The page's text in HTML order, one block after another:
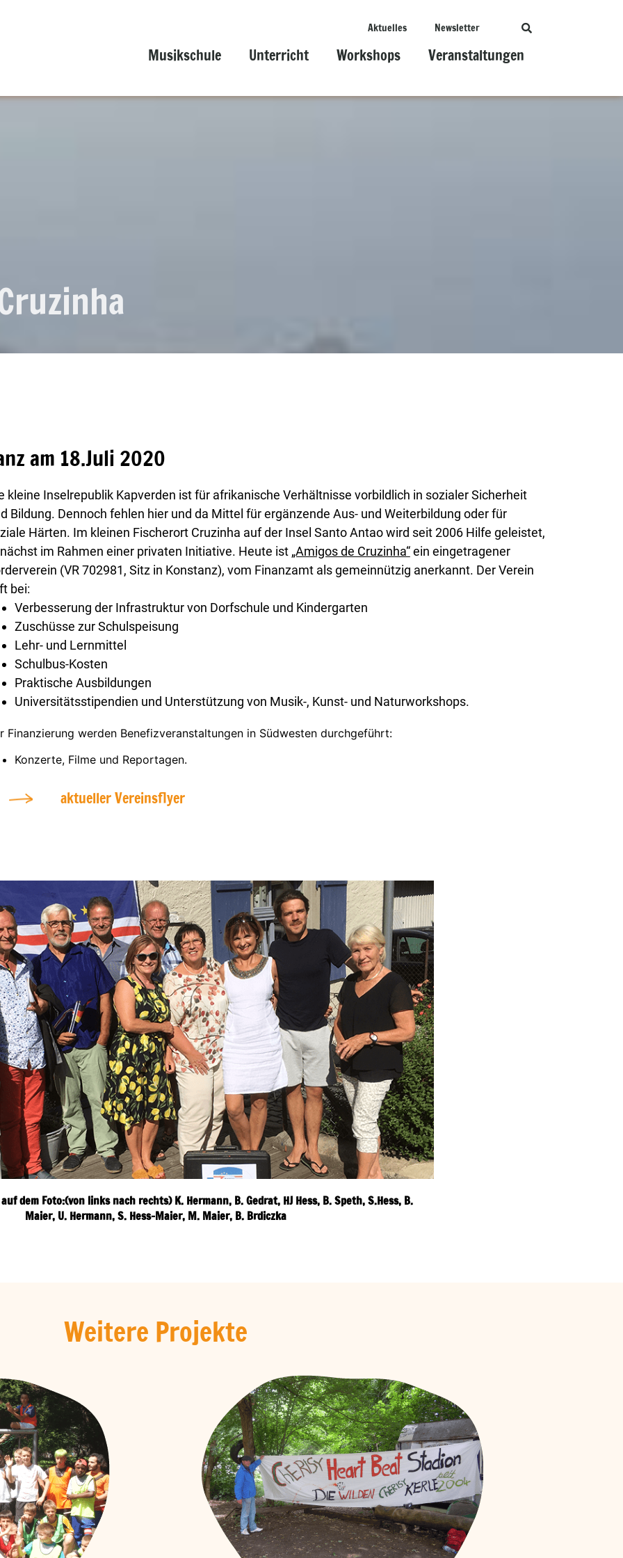
Aktuelles Newsletter
Musikschule Unterricht Workshops Veranstaltungen
am 18.Juli 2020
kleine Inselrepublik Kapverden ist für afrikanische Verhältnisse vorbildlich in sozialer Sicherheit
Bildung. Dennoch fehlen hier und da Mittel für ergänzende Aus- und Weiterbildung oder für
Härten. Im kleinen Fischerort Cruzinha auf der Insel Santo Antao wird seit 2006 Hilfe geleistet,
im Rahmen einer privaten Initiative. Heute ist „Amigos de Cruzinha“ein eingetragener
(VR 702981, Sitz in Konstanz), vom Finanzamt als gemeinnützig anerkannt. Der Verein
bei:
Verbesserung der Infrastruktur von Dorfschule und Kindergarten
Zuschüsse zur Schulspeisung
Lehr- und Lernmittel
Schulbus-Kosten
Praktische Ausbildungen
Universitätsstipendien und Unterstützung von Musik-, Kunst- und Naturworkshops.
Finanzierung werden Benefizveranstaltungen in Südwesten durchgeführt:
Konzerte, Filme und Reportagen.
aktueller Vereinsflyer
dem Foto:(von links nach rechts) K. Hermann, B. Gedrat, HJ Hess, B. Speth, S.Hess, B.
Maier, U. Hermann, S. Hess-Maier, M. Maier, B. Brdiczka
Weitere Projekte